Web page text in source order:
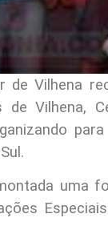
de Vilhena
de Vilhena,
uma